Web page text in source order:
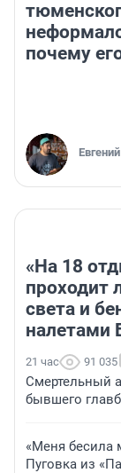
почему
«На 18
проходит
света и
налетами
21 час 91 035
Смертельный
бывшего
«Меня бесила
Пуговка из